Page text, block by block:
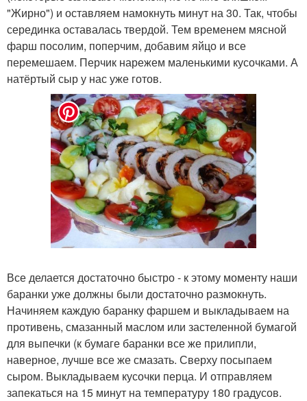
"Жирно") и оставляем намокнуть минут на 30. Так, чтобы
серединка оставалась твердой. Тем временем мясной
фарш посолим, поперчим, добавим яйцо и все
перемешаем. Перчик нарежем маленькими кусочками. А
натёртый сыр у нас уже готов.
Все делается достаточно быстро - к этому моменту наши
баранки уже должны были достаточно размокнуть.
Начиняем каждую баранку фаршем и выкладываем на
противень, смазанный маслом или застеленной бумагой
для выпечки (к бумаге баранки все же прилипли,
наверное, лучше все же смазать. Сверху посыпаем
сыром. Выкладываем кусочки перца. И отправляем
запекаться на 15 минут на температуру 180 градусов.